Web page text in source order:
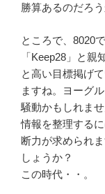
勝算あるのだろ
ところで、8020
「Keep28」と親
と高い目標掲げ
ますね。ヨーグ
騒動かもしれませ
情報を整理する
断力が求められ
しょうか？
この時代・・。